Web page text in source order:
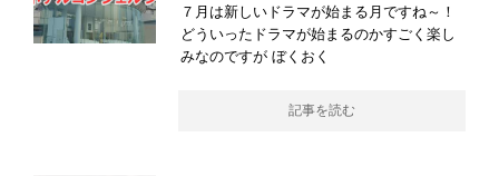
７月は新しいドラマが始まる月ですね～！
どういったドラマが始まるのかすごく楽し
みなのですが ぼくおく
記事を読む